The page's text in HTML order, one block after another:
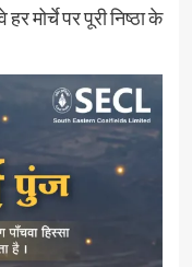
मोर्चे पर पूरी निष्ठा के